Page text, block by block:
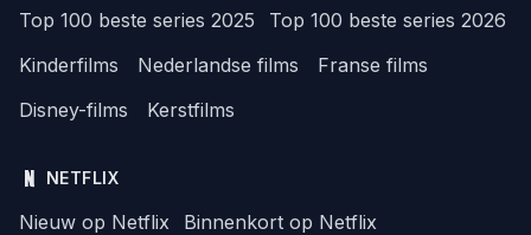
Top 100 beste series 2025
Top 100 beste series 2026
Kinderfilms
Nederlandse films
Franse films
Disney-films
Kerstfilms
NETFLIX
Nieuw op Netflix
Binnenkort op Netflix